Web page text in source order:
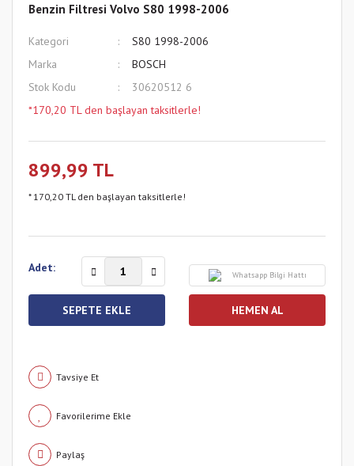
Benzin Filtresi Volvo S80 1998-2006
Kategori
S80 1998-2006
Marka
BOSCH
Stok Kodu
30620512 6
*170,20 TL den başlayan taksitlerle!
899,99 TL
* 170,20 TL den başlayan taksitlerle!
Adet:
Whatsapp Bilgi Hattı
SEPETE EKLE HEMEN AL
Tavsiye Et
Paylaş